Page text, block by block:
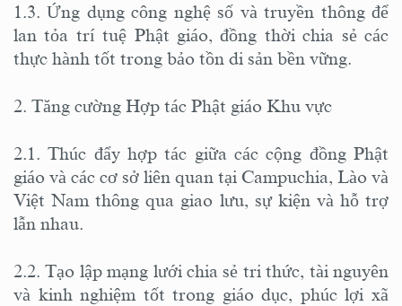
1.3. Ứng dụng công nghệ số và truyền thông để
lan tỏa trí tuệ Phật giáo, đồng thời chia sẻ các
thực hành tốt trong bảo tồn di sản bền vững.
2. Tăng cường Hợp tác Phật giáo Khu vực
2.1. Thúc đẩy hợp tác giữa các cộng đồng Phật
giáo và các cơ sở liên quan tại Campuchia, Lào và
Việt Nam thông qua giao lưu, sự kiện và hỗ trợ
lẫn nhau.
2.2. Tạo lập mạng lưới chia sẻ tri thức, tài nguyên
và kinh nghiệm tốt trong giáo dục, phúc lợi xã